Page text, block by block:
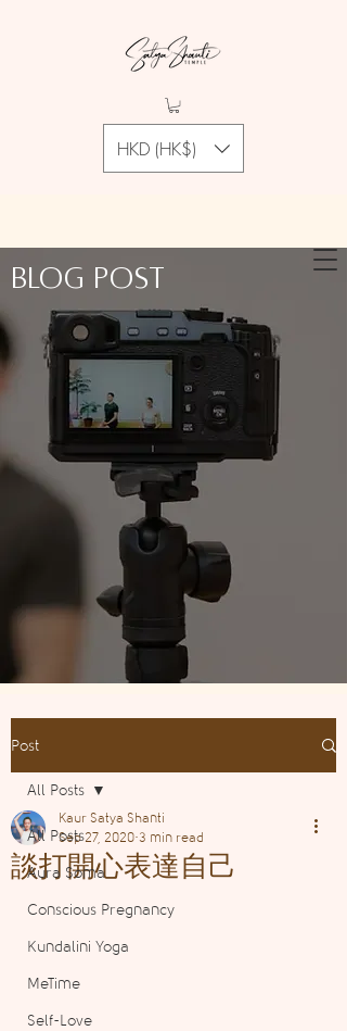
HKD (HK$)
Blog Post
Post
All Posts
Aura Soma
Conscious Pregnancy
Kundalini Yoga
MeTime
Self-Love
All Posts
談打開心表達自己
Kaur Satya Shanti
Sep 27, 2020 3 min read